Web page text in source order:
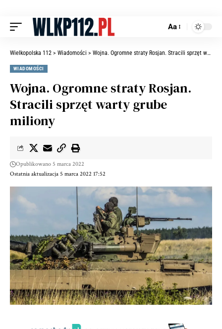
Aa
Wielkopolska 112 > Wiadomości > Wojna. Ogromne straty Rosjan. Stracili sprzęt warty grube miliony
WIADOMOŚCI
Wojna. Ogromne straty Rosjan.
Stracili sprzęt warty grube
miliony
Ostatnia aktualizacja 5 marca 2022 17:52
Opublikowano 5 marca 2022